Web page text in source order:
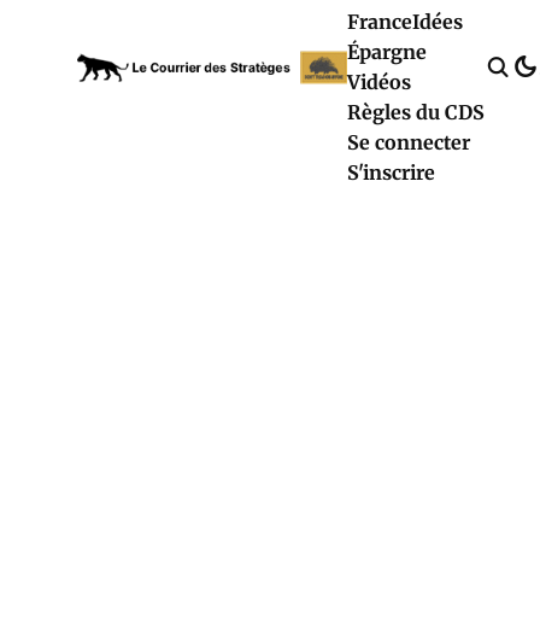
FranceIdées
Épargne
Vidéos
Règles du CDS
Se connecter
S'inscrire